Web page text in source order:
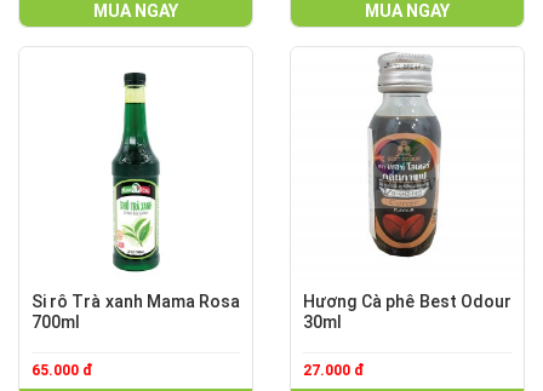
MUA NGAY MUA NGAY
Si rô Trà xanh Mama Rosa
700ml
65.000 đ
Hương Cà phê Best Odour
30ml
27.000 đ